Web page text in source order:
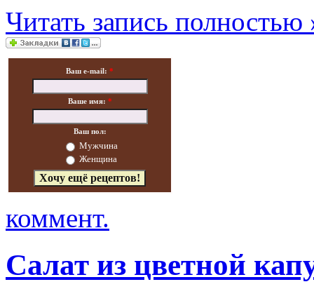
Читать запись полностью
Ваш e-mail: *
Ваше имя: *
Ваш пол:
Мужчина
Женщина
коммент.
Салат из цветной